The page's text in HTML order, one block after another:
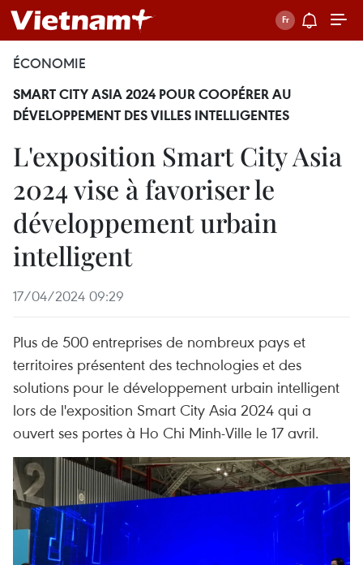
ÉCONOMIE
SMART CITY ASIA 2024 POUR COOPÉRER AU
DÉVELOPPEMENT DES VILLES INTELLIGENTES
L'exposition Smart City Asia
2024 vise à favoriser le
développement urbain
intelligent
17/04/2024 09:29
Plus de 500 entreprises de nombreux pays et
territoires présentent des technologies et des
solutions pour le développement urbain intelligent
lors de l'exposition Smart City Asia 2024 qui a
ouvert ses portes à Ho Chi Minh-Ville le 17 avril.